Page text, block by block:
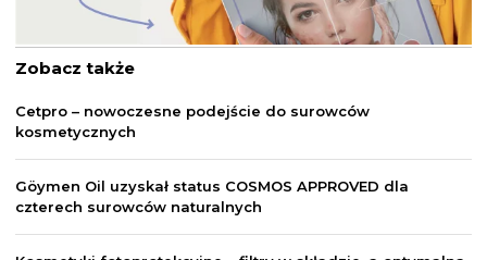
Zobacz także
Cetpro – nowoczesne podejście do surowców
kosmetycznych
Göymen Oil uzyskał status COSMOS APPROVED dla
czterech surowców naturalnych